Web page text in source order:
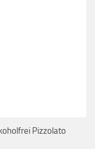
Pizzolato